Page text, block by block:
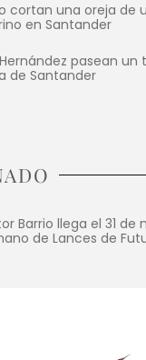
cortan una oreja de
en Santander
pasean un
de Santander
Barrio llega el 31 de
de Lances de